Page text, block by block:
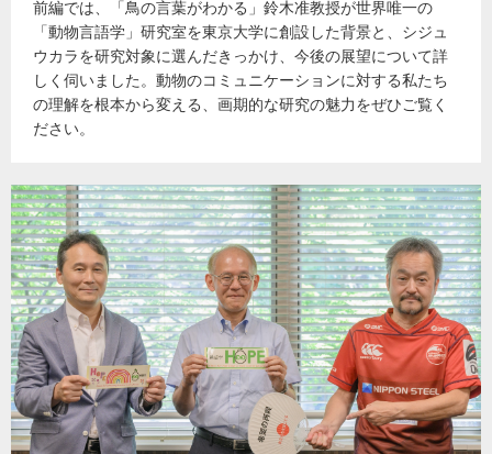
前編では、「鳥の言葉がわかる」鈴木准教授が世界唯一の
「動物言語学」研究室を東京大学に創設した背景と、シジュ
ウカラを研究対象に選んだきっかけ、今後の展望について詳
しく伺いました。動物のコミュニケーションに対する私たち
の理解を根本から変える、画期的な研究の魅力をぜひご覧く
ださい。